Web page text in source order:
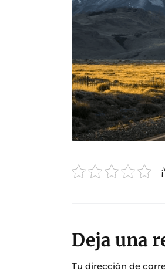
Deja una
Tu dirección de